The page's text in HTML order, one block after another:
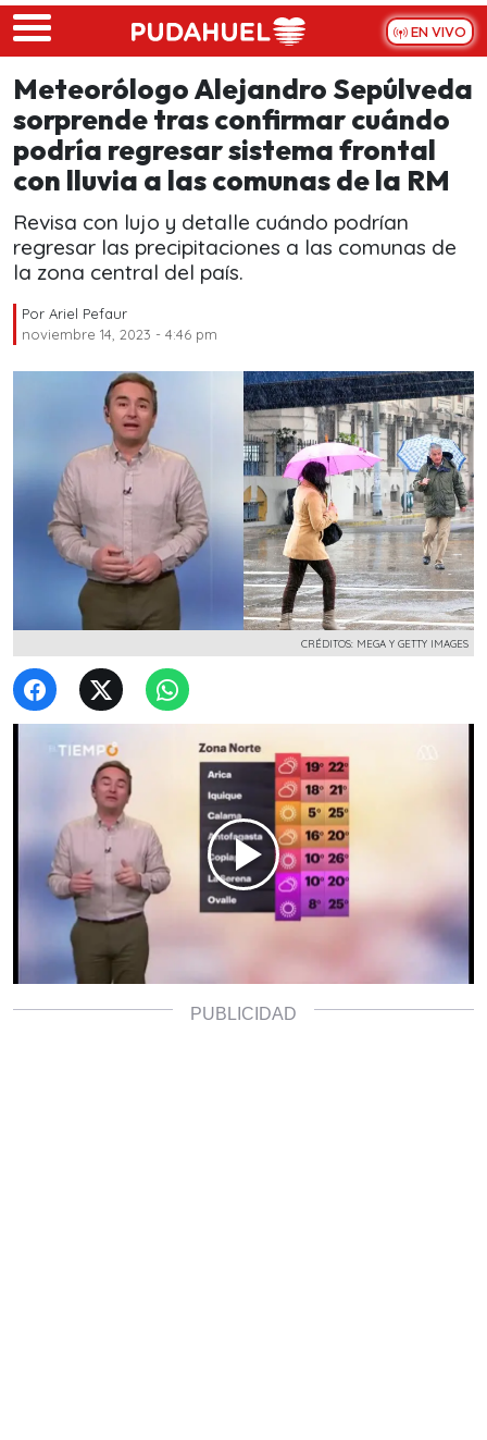
Skip to main content
EN VIVO
Meteorólogo Alejandro Sepúlveda
sorprende tras confirmar cuándo
podría regresar sistema frontal
con lluvia a las comunas de la RM
Revisa con lujo y detalle cuándo podrían
regresar las precipitaciones a las comunas de
la zona central del país.
Por Ariel Pefaur
noviembre 14, 2023 - 4:46 pm
CRÉDITOS: MEGA Y GETTY IMAGES